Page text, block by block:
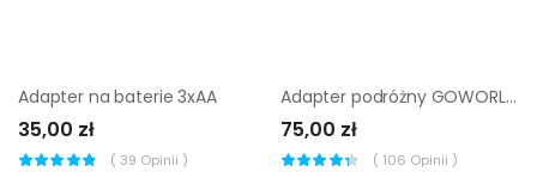
Adapter na baterie 3xAA
35,00 zł
( 39 Opinii )
Adapter podróżny GOWORLD USB 5V 2.4A ORNO
75,00 zł
( 106 Opinii )